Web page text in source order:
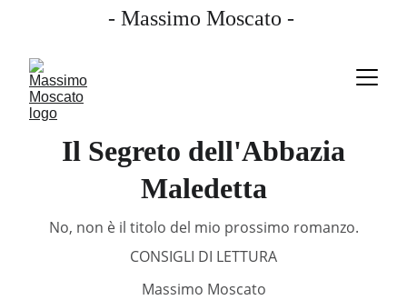
- Massimo Moscato -
Il Segreto dell'Abbazia
Maledetta
No, non è il titolo del mio prossimo romanzo.
CONSIGLI DI LETTURA
Massimo Moscato